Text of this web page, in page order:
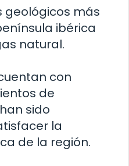
geológicos más
ibérica
natural.
con
de
sido
la
de la región.